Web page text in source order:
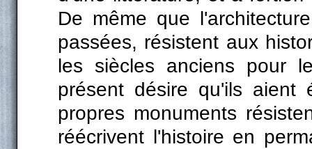
De même que
passées, résistent aux
les siècles anciens pour
présent désire qu'ils
propres monuments
réécrivent l'histoire en